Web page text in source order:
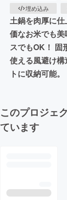
埋め込み
土鍋を肉厚に
価なお米でも
スでもOK！ 固
使える風避け
トに収納可能。
このプロジェ
ています